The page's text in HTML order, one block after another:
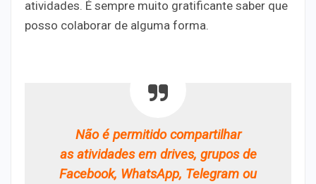
atividades. É sempre muito gratificante saber que
posso colaborar de alguma forma.
Não é permitido compartilhar
asatividades em drives, grupos de
Facebook, WhatsApp, Telegram ou